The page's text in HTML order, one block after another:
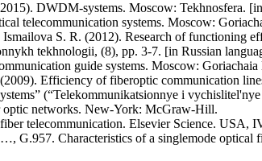
DWDM-systems. Moscow: Tekhnosfera.
telecommunication systems. Moscow:
S. R. (2012). Research of functioning
tekhnologii, (8), pp. 3-7. [in Russian
guide systems. Moscow:
Efficiency of fiberoptic communication
(“Telekommunikatsionnye i
networks. New-York: McGraw-Hill.
telecommunication. Elsevier Science. USA,
G.957. Characteristics of a singlemode optical